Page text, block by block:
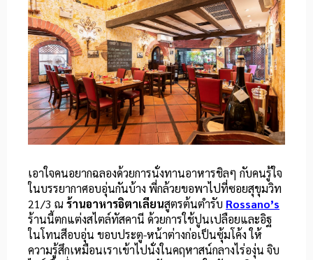
เอาใจคนอยากฉลองด้วยการนั่งทานอาหารชิลๆ กับคนรู้ใจ
ในบรรยากาศอบอุ่นกันบ้าง พี่กล้วยขอพาไปที่ซอยสุขุมวิท
21/3 ณ ร้านอาหารอิตาเลียนสูตรต้นตำรับ Rossano’s
ร้านนี้ตกแต่งสไตล์ทัสคานี ด้วยการใช้ปูนเปลือยและอิฐ
ในโทนสีอบอุ่น ขอบประตู-หน้าต่างก่อเป็นซุ้มโค้ง ให้
ความรู้สึกเหมือนเราเข้าไปนั่งในคฤหาสน์กลางไร่องุ่น จิบ